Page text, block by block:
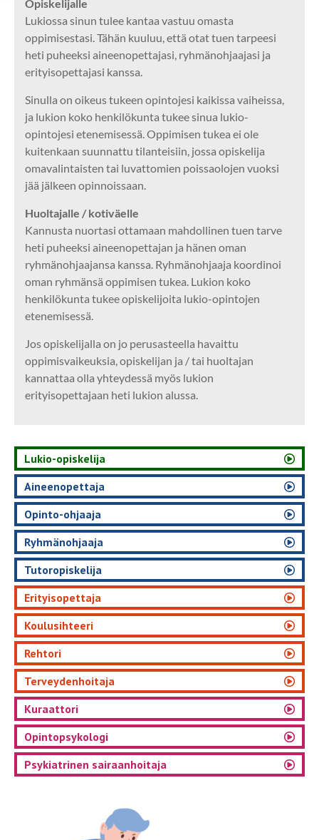
Lukio-opiskelija
Aineenopettaja
Opinto-ohjaaja
Ryhmänohjaaja
Tutoropiskelija
Erityisopettaja
Koulusihteeri
Rehtori
Terveydenhoitaja
Kuraattori
Opintopsykologi
Psykiatrinen sairaanhoitaja
Opiskelijalle
Lukiossa sinun tulee kantaa vastuu omasta
oppimisestasi. Tähän kuuluu, että otat tuen tarpeesi
heti puheeksi aineenopettajasi, ryhmänohjaajasi ja
erityisopettajasi kanssa.
Sinulla on oikeus tukeen opintojesi kaikissa vaiheissa,
ja lukion koko henkilökunta tukee sinua lukio-
opintojesi etenemisessä. Oppimisen tukea ei ole
kuitenkaan suunnattu tilanteisiin, jossa opiskelija
omavalintaisten tai luvattomien poissaolojen vuoksi
jää jälkeen opinnoissaan.
Huoltajalle / kotiväelle
Kannusta nuortasi ottamaan mahdollinen tuen tarve
heti puheeksi aineenopettajan ja hänen oman
ryhmänohjaajansa kanssa. Ryhmänohjaaja koordinoi
oman ryhmänsä oppimisen tukea. Lukion koko
henkilökunta tukee opiskelijoita lukio-opintojen
etenemisessä.
Jos opiskelijalla on jo perusasteella havaittu
oppimisvaikeuksia, opiskelijan ja / tai huoltajan
kannattaa olla yhteydessä myös lukion
erityisopettajaan heti lukion alussa.